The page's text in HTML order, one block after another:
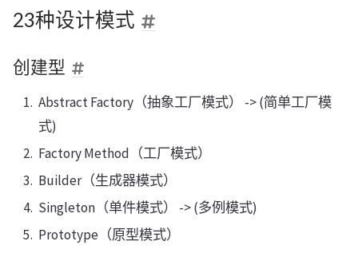
23种设计模式
创建型
Abstract Factory（抽象工厂模式） -> (简单工厂模
式)
Factory Method（工厂模式）
Builder（生成器模式）
Singleton（单件模式） -> (多例模式)
Prototype（原型模式）